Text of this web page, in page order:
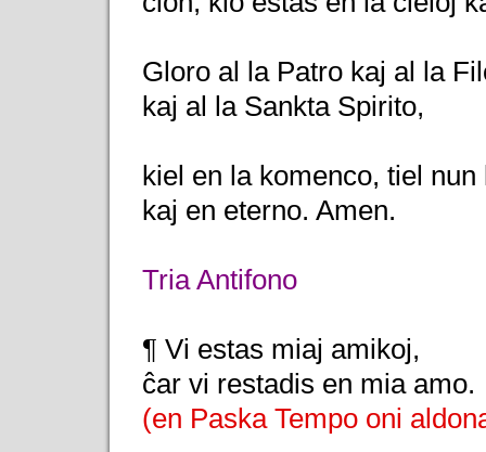
Gloro al la Patro kaj al la
kaj al la Sankta Spirito,
kiel en la komenco, tiel
kaj en eterno. Amen.
Tria Antifono
¶ Vi estas miaj amikoj,
ĉar vi restadis en mia amo.
(en Paska Tempo oni